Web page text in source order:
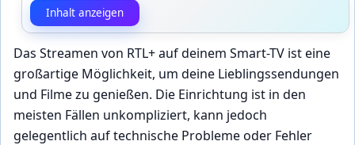
Inhalt anzeigen
Das Streamen von RTL+ auf deinem Smart-TV ist eine
großartige Möglichkeit, um deine Lieblingssendungen
und Filme zu genießen. Die Einrichtung ist in den
meisten Fällen unkompliziert, kann jedoch
gelegentlich auf technische Probleme oder Fehler